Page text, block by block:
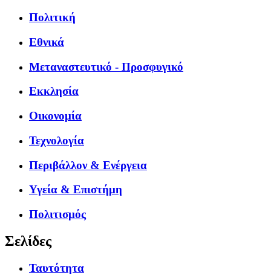
Πολιτική
Εθνικά
Μεταναστευτικό - Προσφυγικό
Εκκλησία
Οικονομία
Τεχνολογία
Περιβάλλον & Ενέργεια
Υγεία & Επιστήμη
Πολιτισμός
Σελίδες
Ταυτότητα